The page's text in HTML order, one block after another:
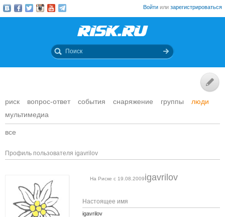
Войти или зарегистрироваться
риск вопрос-ответ события снаряжение группы
люди
мультимедиа
все
Профиль пользователя igavrilov
igavrilov
На Риске с 19.08.2009
Настоящее имя
igavrilov